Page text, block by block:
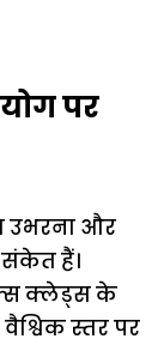
पर
उभरना और
हैं।
क्लेड्स के
स्तर पर